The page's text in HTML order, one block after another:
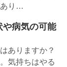
あり…
や病気の可能
ありますか？
気持ちはやる